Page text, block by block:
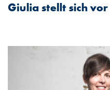
Giulia stellt sich vor